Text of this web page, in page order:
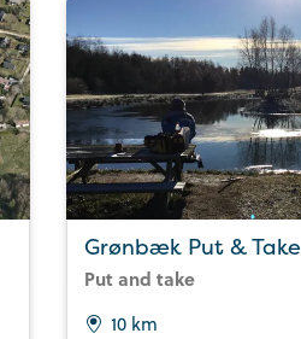
Grønbæk Put & Take
Put and take
10 km